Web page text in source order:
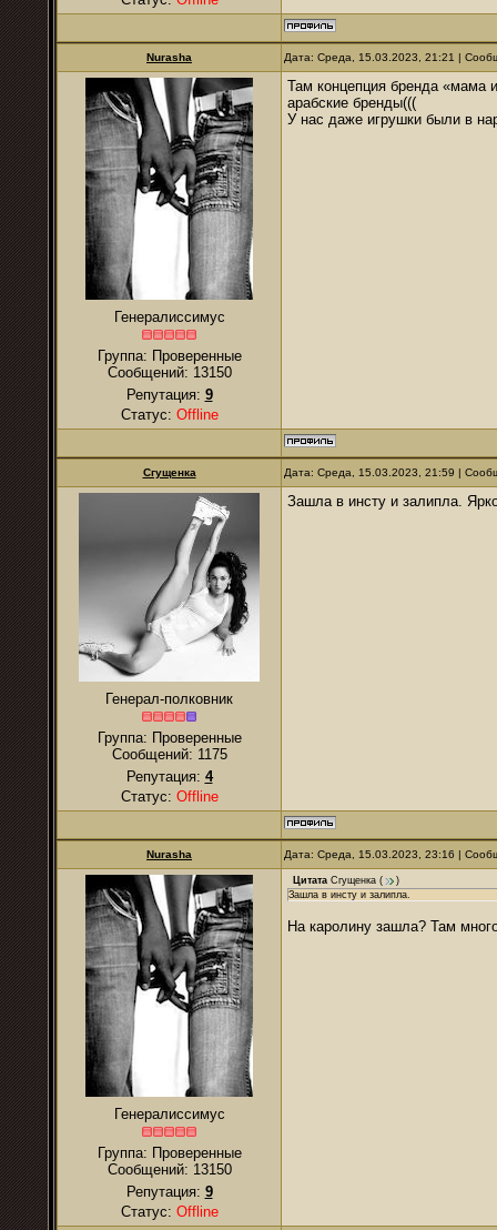
Nurаsha Дата: Среда, 15.03.2023, 21:21 |
Генералиссимус
Группа: Проверенные
Сообщений: 13150
Репутация: 9
Статус: Offline
Там концепция бренда «мама
арабские бренды(((
У нас даже игрушки были в
Сгущенка Дата: Среда, 15.03.2023, 21:59 |
Генерал-полковник
Группа: Проверенные
Сообщений: 1175
Репутация: 4
Статус: Offline
Зашла в инсту и залипла.
Nurаsha Дата: Среда, 15.03.2023, 23:16 |
Генералиссимус
Группа: Проверенные
Сообщений: 13150
Репутация: 9
Статус: Offline
Цитата Сгущенка (
)
Зашла в инсту и залипла.
На каролину зашла? Там